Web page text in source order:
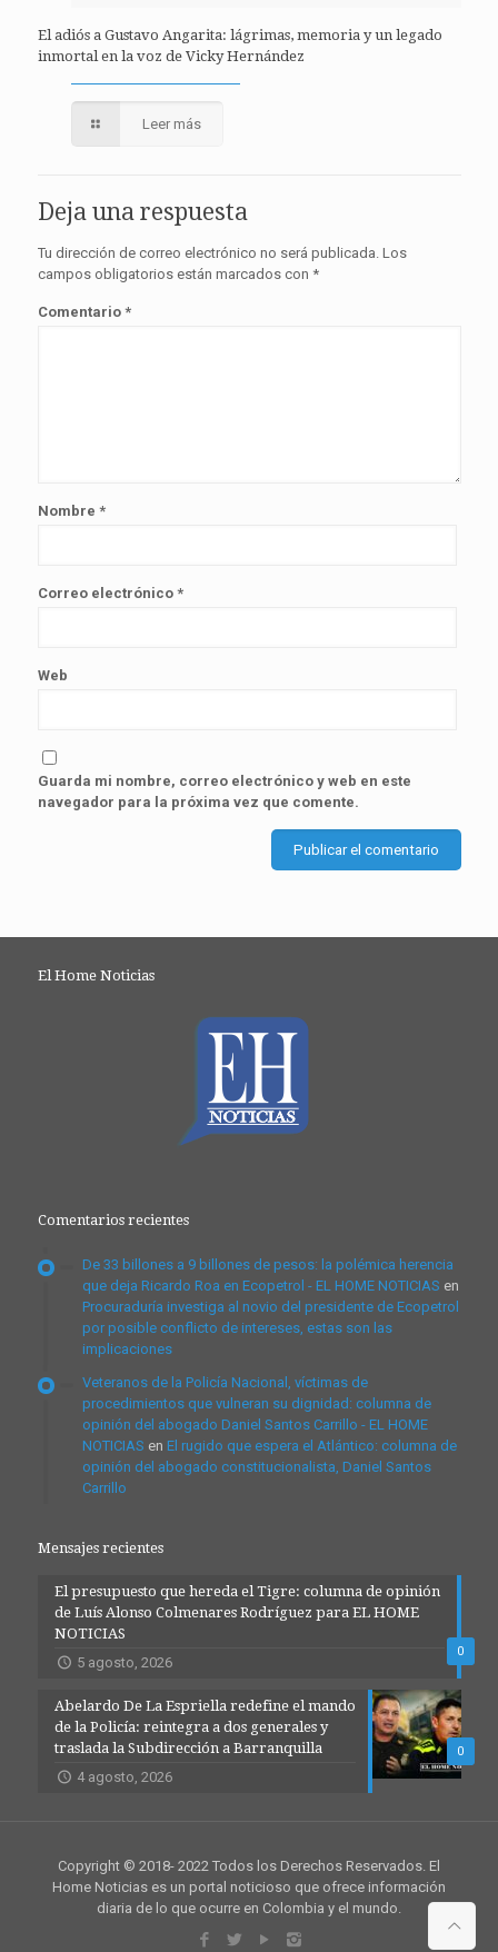
El adiós a Gustavo Angarita: lágrimas, memoria y un legado
inmortal en la voz de Vicky Hernández
Leer más
Deja una respuesta
Tu dirección de correo electrónico no será publicada. Los
campos obligatorios están marcados con *
Comentario *
Nombre *
Correo electrónico *
Web
Guarda mi nombre, correo electrónico y web en este
navegador para la próxima vez que comente.
El Home Noticias
Comentarios recientes
De 33 billones a 9 billones de pesos: la polémica herencia
que deja Ricardo Roa en Ecopetrol - EL HOME NOTICIAS en
Procuraduría investiga al novio del presidente de Ecopetrol
por posible conflicto de intereses, estas son las
implicaciones
Veteranos de la Policía Nacional, víctimas de
procedimientos que vulneran su dignidad: columna de
opinión del abogado Daniel Santos Carrillo - EL HOME
NOTICIAS en El rugido que espera el Atlántico: columna de
opinión del abogado constitucionalista, Daniel Santos
Carrillo
Mensajes recientes
0
El presupuesto que hereda el Tigre: columna de opinión
de Luís Alonso Colmenares Rodríguez para EL HOME
NOTICIAS
5 agosto, 2026
0
Abelardo De La Espriella redefine el mando
de la Policía: reintegra a dos generales y
traslada la Subdirección a Barranquilla
4 agosto, 2026
Copyright © 2018- 2022 Todos los Derechos Reservados. El
Home Noticias es un portal noticioso que ofrece información
diaria de lo que ocurre en Colombia y el mundo.